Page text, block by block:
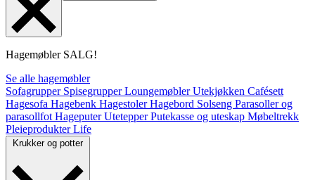
Hagemøbler SALG!
Se alle hagemøbler
Sofagrupper SpisegrupperLoungemøblerUtekjøkken Cafésett
Hagesofa Hagebenk HagestolerHagebord Solseng Parasoller og
parasollfot HageputerUtetepperPutekasse og uteskap Møbeltrekk
PleieprodukterLife
Krukker og potter